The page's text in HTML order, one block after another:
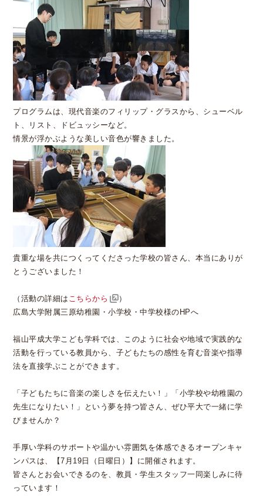
プログラムは、現代音楽のフィリップ・グラスから、シューベル
ト、リスト、ドビュッシーなど。
情景が浮かぶような美しい音色が響きました。
貴重な場を共につくってくださった学校の皆さん、本当にありが
とうございました！
（活動の詳細は こちらから
）
広島大学附属三原幼稚園・小学校・中学校様のHPへ
福山平成大学こども学科では、このように社会や地域で実践的な
活動を行っている教員から、子どもたちの感性を育む音楽や指導
法を直接学ぶことができます。
「子どもたちに音楽の楽しさを伝えたい！」「小学校や幼稚園の
先生になりたい！」という夢を持つ皆さん、ぜひ平大で一緒に学
びませんか？
手厚い学科のサポートや温かい雰囲気を体感できるオープンキャ
ンパスは、【7月19日（日曜日）】に開催されます。
皆さんとお会いできるのを、教員・学生スタッフ一同楽しみに待
っています！